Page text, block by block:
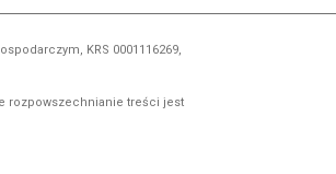
KRS 0001116269,
rozpowszechnianie treści jest